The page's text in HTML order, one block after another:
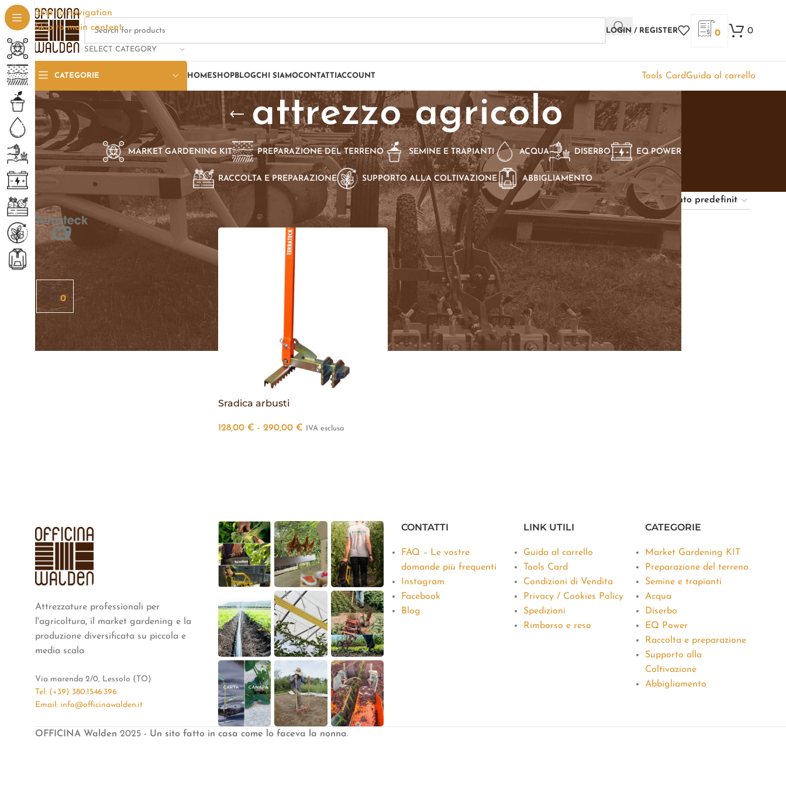
Skip to navigation
Skip to main content
SELECT CATEGORY
LOGIN / REGISTER 0 0
CATEGORIE HOMESHOP BLOGCHI SIAMOCONTATTI ACCOUNT Tools CardGuida al carrello
attrezzo agricolo
MARKET GARDENING KIT PREPARAZIONE DEL TERRENO SEMINE E TRAPIANTI ACQUA DISERBO EQ POWER
RACCOLTA E PREPARAZIONE SUPPORTO ALLA COLTIVAZIONE ABBIGLIAMENTO
SELEZIONE PER BRAND
Terrateck TT
0
Home Prodotti taggati “attrezzo agricolo” Show 18 24
Sradica arbusti
128,00 € - 290,00 € IVA esclusa
Attrezzature professionali per
l'agricoltura, il market gardening e la
produzione diversificata su piccola e
media scala
Via marenda 2/0, Lessolo (TO)
Tel: (+39) 380.1546.396
Email: info@officinawalden.it
CONTATTI
FAQ – Le vostre
domande più frequenti
Instagram
Facebook
Blog
LINK UTILI
Guida al carrello
Tools Card
Condizioni di Vendita
Privacy / Cookies Policy
Spedizioni
Rimborso e reso
CATEGORIE
Market Gardening KIT
Preparazione del terreno
Semine e trapianti
Acqua
Diserbo
EQ Power
Raccolta e preparazione
Supporto alla
Coltivazione
Abbigliamento
OFFICINA Walden 2025 - Un sito fatto in casa come lo faceva la nonna.